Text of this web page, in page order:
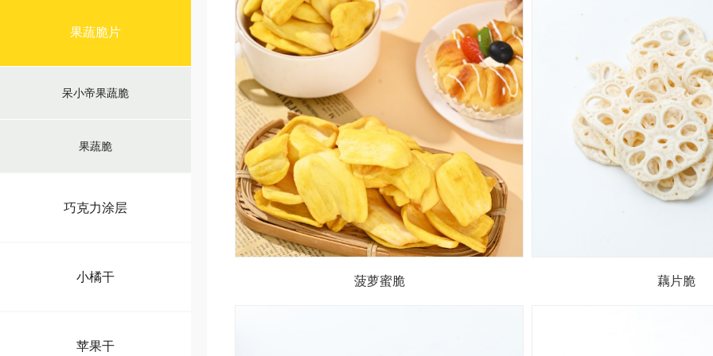
果蔬脆片
呆小帝果蔬脆
果蔬脆
巧克力涂层
小橘干
苹果干
菠萝蜜脆 藕片脆